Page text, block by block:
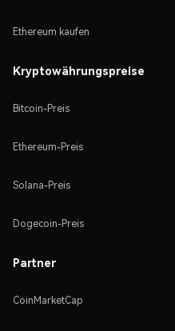
Ethereum kaufen
Kryptowährungspreise
Bitcoin-Preis
Ethereum-Preis
Solana-Preis
Dogecoin-Preis
Partner
CoinMarketCap